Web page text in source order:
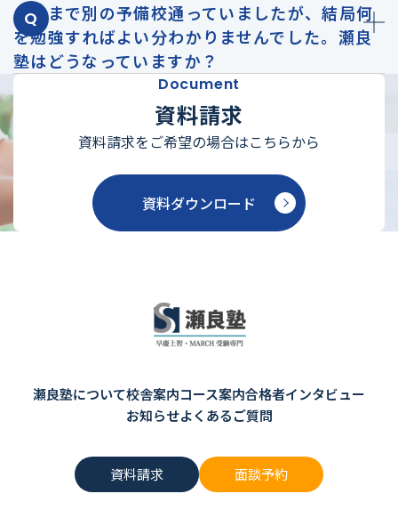
これまで別の予備校通っていましたが、結局何
を勉強すればよい分わかりませんでした。瀬良
塾はどうなっていますか？
Document
資料請求
資料請求をご希望の場合はこちらから
資料ダウンロード
瀬良塾について校舎案内コース案内合格者インタビュー
お知らせよくあるご質問
資料請求 面談予約